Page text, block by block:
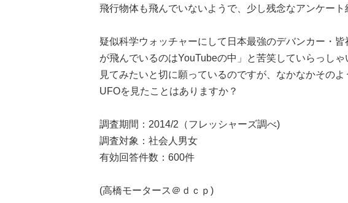
飛行物体も飛んでいないようで、少し残念なアンケート
疑似科学ウォッチャーにして日本最強のデバンカー・
が飛んでいるのはYouTubeの中」と苦笑していらっし
見てみたいと切に願っているのですが、なかなかその
UFOを見たことはありますか？
調査期間：2014/2（フレッシャーズ調べ)
調査対象：社会人男女
有効回答件数：600件
(高橋モータース＠ｄｃｐ)